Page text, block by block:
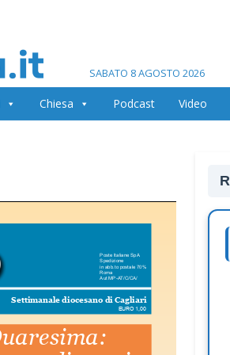
SABATO 8 AGOSTO 2026
Chiesa Podcast Video